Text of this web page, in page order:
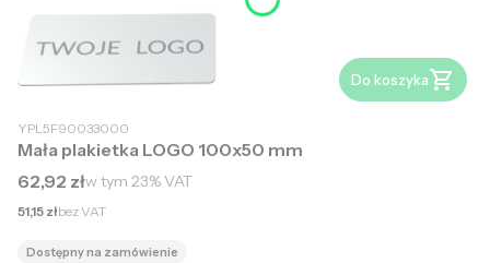
Do koszyka
YPL5F90033000
Mała plakietka LOGO 100x50 mm
Cena brutto
62,92 złw tym 23%VAT
Cena netto
51,15 złbez VAT
Dostępny na zamówienie